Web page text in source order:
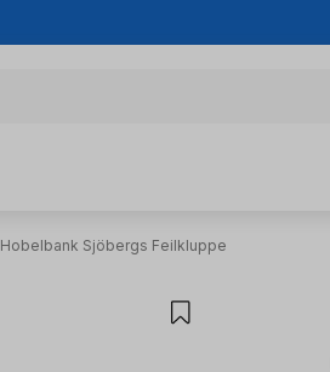
Hobelbank Sjöbergs Feilkluppe